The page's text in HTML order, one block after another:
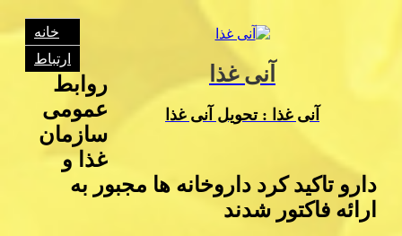
آنی غذا
آنی غذا : تحویل آنی غذا
خانه
ارتباط
روابط
عمومی
سازمان
غذا و
دارو تاكید كرد داروخانه ها مجبور به
ارائه فاكتور شدند